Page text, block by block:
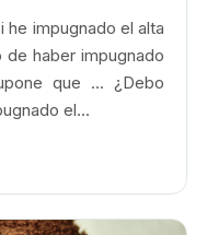
he impugnado el alta
haber impugnado
que ... ¿Debo
el...